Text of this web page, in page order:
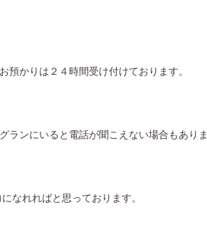
預かりは２４時間受け付けております。
ランにいると電話が聞こえない場合もあり
なれればと思っております。